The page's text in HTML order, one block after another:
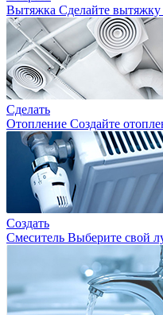
Вытяжка Сделайте
Сделать
Отопление Создайте
Создать
Смеситель Выберите свой